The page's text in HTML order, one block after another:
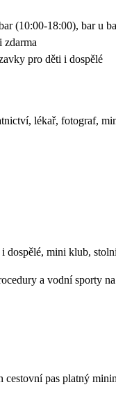
(10:00-18:00), bar u
zdarma
pro děti i dospělé
lékař, fotograf,
dospělé, mini klub,
a vodní sporty
pas platný